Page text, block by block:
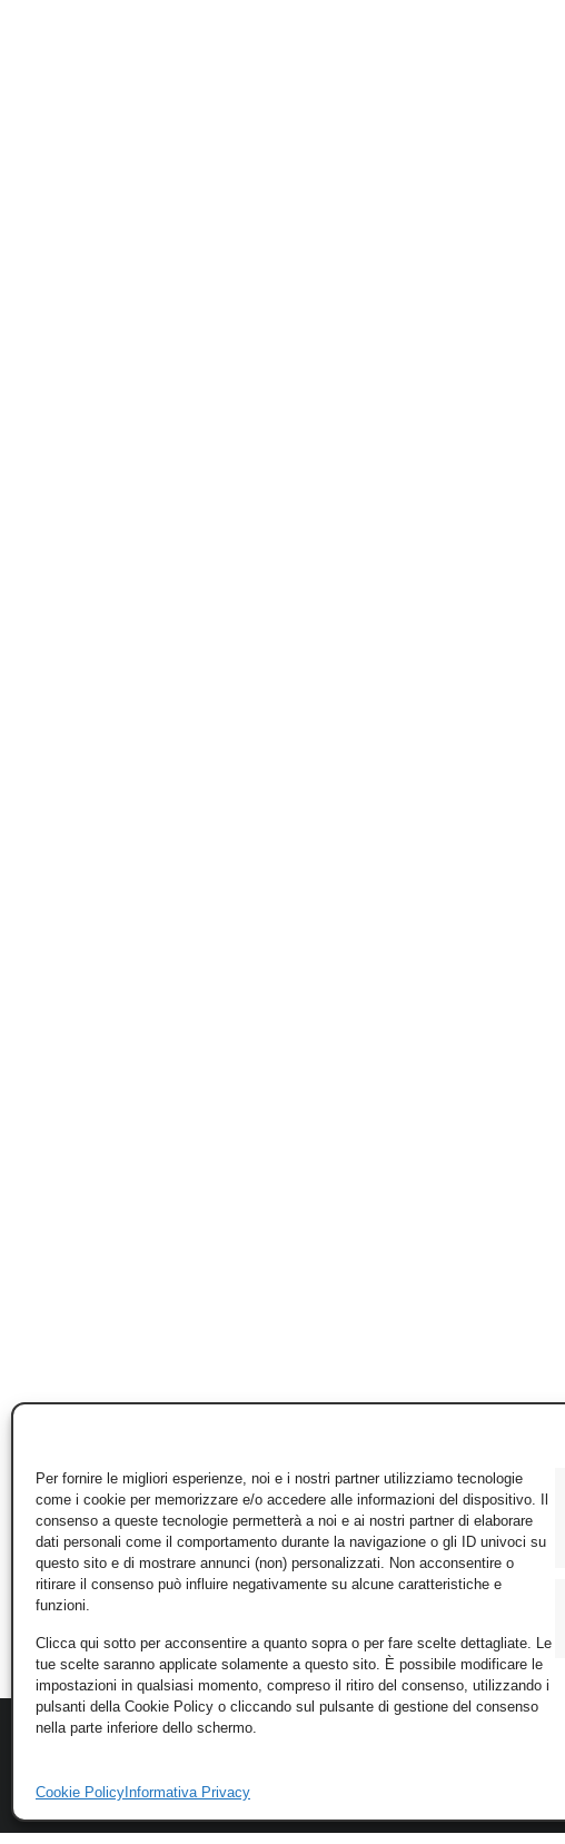
Per fornire le migliori esperienze, noi e i nostri partner utilizziamo tecnologie
come i cookie per memorizzare e/o accedere alle informazioni del dispositivo. Il
consenso a queste tecnologie permetterà a noi e ai nostri partner di elaborare
dati personali come il comportamento durante la navigazione o gli ID univoci su
questo sito e di mostrare annunci (non) personalizzati. Non acconsentire o
ritirare il consenso può influire negativamente su alcune caratteristiche e
funzioni.
Clicca qui sotto per acconsentire a quanto sopra o per fare scelte dettagliate. Le
tue scelte saranno applicate solamente a questo sito. È possibile modificare le
impostazioni in qualsiasi momento, compreso il ritiro del consenso, utilizzando i
pulsanti della Cookie Policy o cliccando sul pulsante di gestione del consenso
nella parte inferiore dello schermo.
Cookie Policy Informativa Privacy